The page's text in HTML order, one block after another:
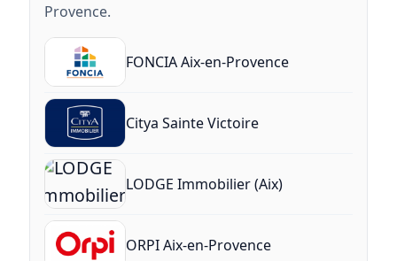
Provence.
FONCIA Aix-en-Provence
Citya Sainte Victoire
LODGE Immobilier (Aix)
ORPI Aix-en-Provence